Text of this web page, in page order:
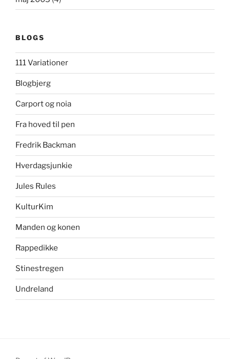
BLOGS
111 Variationer
Blogbjerg
Carport og noia
Fra hoved til pen
Fredrik Backman
Hverdagsjunkie
Jules Rules
KulturKim
Manden og konen
Rappedikke
Stinestregen
Undreland